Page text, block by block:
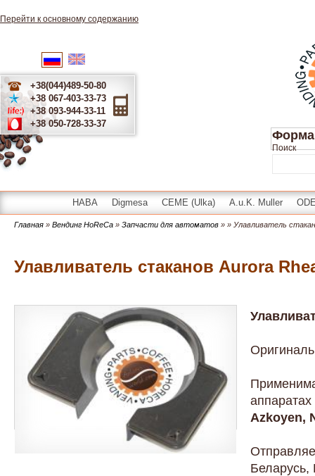
Перейти к основному содержанию
Русский
+38(044)489-50-80
+38 067-403-33-73
+38 093-944-33-11
+38 050-728-33-37
Форма
Поиск
HABA Digmesa CEME (Ulka) A.u.K. Muller
Главная » Вендинг HoReCa » Запчасти для автоматов » » Улавливатель
Улавливатель стаканов Aurora
Azkoyen,
Беларусь,